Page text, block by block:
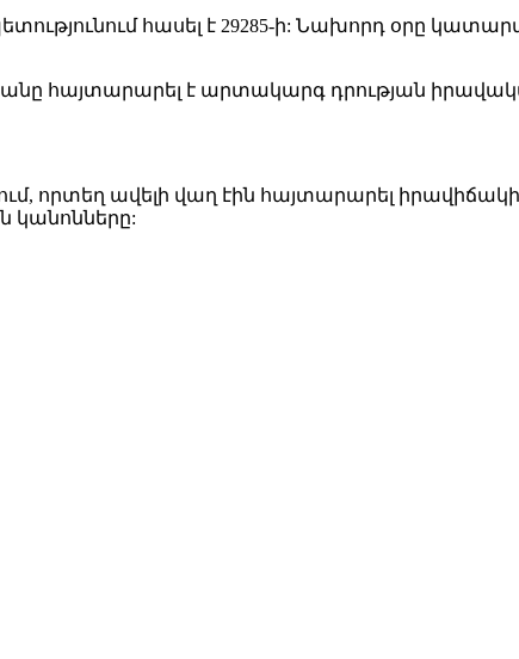
հասել է 29285-ի: Նախորդ օրը
հայտարարել է արտակարգ դրության
որտեղ ավելի վաղ էին հայտարարել
կանոնները: